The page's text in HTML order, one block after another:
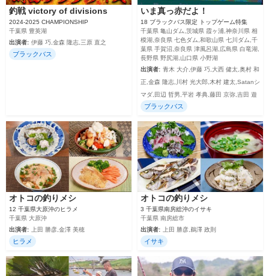
釣戦 victory of divisions
2024-2025 CHAMPIONSHIP
千葉県 豊英湖
出演者: 伊藤 巧,金森 隆志,三原 直之
ブラックバス
いま真っ赤だよ！
18 ブラックバス限定 トップゲーム特集
千葉県 亀山ダム,茨城県 霞ヶ浦,神奈川県 相
模湖,奈良県 七色ダム,和歌山県 七川ダム,千
葉県 手賀沼,奈良県 津風呂湖,広島県 白竜湖,
長野県 野尻湖,山口県 小野湖
出演者: 青木 大介,伊藤 巧,大西 健太,奥村 和
正,金森 隆志,川村 光大郎,木村 建太,Satanシ
マダ,田辺 哲男,平岩 孝典,藤田 京弥,吉田 遊
ブラックバス
オトコの釣りメシ
12 千葉県大原沖のヒラメ
千葉県 大原沖
出演者:
上田 勝彦,金澤 美穂
ヒラメ
オトコの釣りメシ
3 千葉県南房総沖のイサキ
千葉県 南房総市
出演者:
上田 勝彦,鵜澤 政則
イサキ